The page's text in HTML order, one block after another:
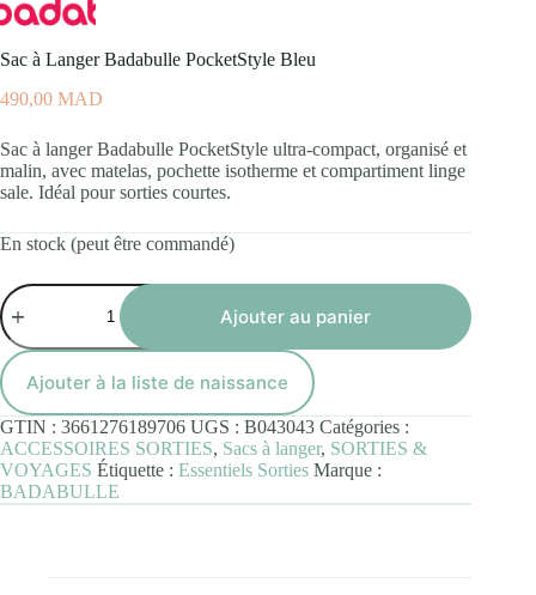
Sac à Langer Badabulle PocketStyle Bleu
490,00 MAD
Sac à langer Badabulle PocketStyle ultra-compact, organisé et
malin, avec matelas, pochette isotherme et compartiment linge
sale. Idéal pour sorties courtes.
En stock (peut être commandé)
quantité
de
Sac
Langer
Badabulle
PocketStyle
Bleu
Ajouter au panier
Ajouter à la liste de naissance
GTIN : 3661276189706 UGS : B043043 Catégories :
ACCESSOIRES SORTIES, Sacs à langer, SORTIES &
VOYAGES Étiquette : Essentiels Sorties Marque :
BADABULLE